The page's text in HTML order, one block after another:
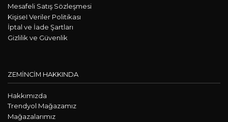
Mesafeli Satış Sözleşmesi
KişiseI Veriler Politikası
İptal ve İade Şartları
Gizlilik ve Güvenlik
ZEMİNCİM HAKKINDA
Hakkımızda
Trendyol Mağazamız
Mağazalarımız